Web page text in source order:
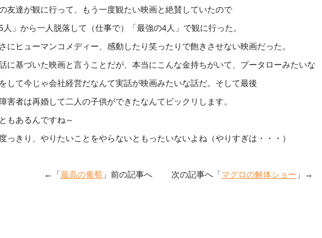
友達が観に行って、もう一度観たい映画と絶賛していたので
5人」から一人脱落して（仕事で）「最強の4人」で観に行った。
にヒューマンコメディー、感動したり笑ったりで飽きさせない映画だった。
に基づいた映画と言うことだが、本当にこんな金持ちがいて、プータローみたいな
して今じゃ会社経営だなんて実話が映画みたいな話だ。そして最後
害者は再婚して二人の子供ができたなんてビックリします。
もあるんですね～
っきり、やりたいことをやらないともったいないよね（やりすぎは・・・）
←「最高の葡萄」前の記事へ 次の記事へ「マグロの解体ショー 」→